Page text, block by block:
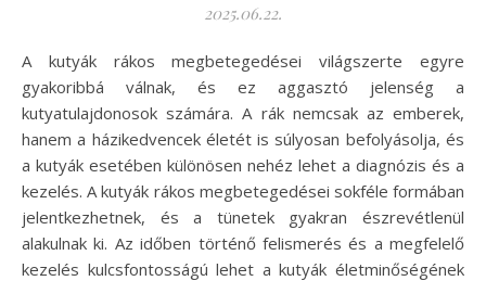
2025.06.22.
A kutyák rákos megbetegedései világszerte egyre
gyakoribbá válnak, és ez aggasztó jelenség a
kutyatulajdonosok számára. A rák nemcsak az emberek,
hanem a házikedvencek életét is súlyosan befolyásolja, és
a kutyák esetében különösen nehéz lehet a diagnózis és a
kezelés. A kutyák rákos megbetegedései sokféle formában
jelentkezhetnek, és a tünetek gyakran észrevétlenül
alakulnak ki. Az időben történő felismerés és a megfelelő
kezelés kulcsfontosságú lehet a kutyák életminőségének